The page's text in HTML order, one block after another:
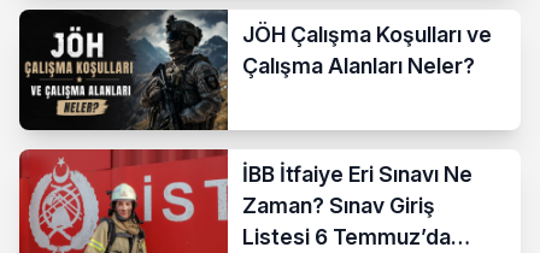
JÖH Çalışma Koşulları ve
Çalışma Alanları Neler?
İBB İtfaiye Eri Sınavı Ne
Zaman? Sınav Giriş
Listesi 6 Temmuz’da